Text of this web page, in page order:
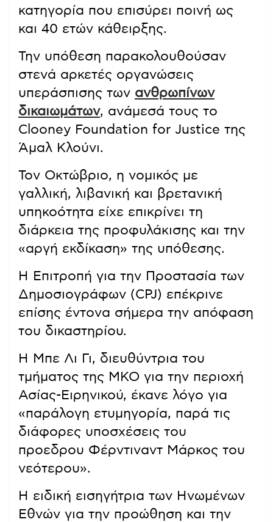
κατηγορία που επισύρει ποινή ως
και 40 ετών κάθειρξης.
Την υπόθεση παρακολουθούσαν
στενά αρκετές οργανώσεις
υπεράσπισης των ανθρωπίνων
δικαιωμάτων, ανάμεσά τους το
Clooney Foundation for Justice της
Άμαλ Κλούνι.
Τον Οκτώβριο, η νομικός με
γαλλική, λιβανική και βρετανική
υπηκοότητα είχε επικρίνει τη
διάρκεια της προφυλάκισης και την
«αργή εκδίκαση» της υπόθεσης.
Η Επιτροπή για την Προστασία των
Δημοσιογράφων (CPJ) επέκρινε
επίσης έντονα σήμερα την απόφαση
του δικαστηρίου.
Η Μπε Λι Γι, διευθύντρια του
τμήματος της ΜΚΟ για την περιοχή
Ασίας-Ειρηνικού, έκανε λόγο για
«παράλογη ετυμηγορία, παρά τις
διάφορες υποσχέσεις του
προεδρου Φέρντιναντ Μάρκος του
νεότερου».
Η ειδική εισηγήτρια των Ηνωμένων
Εθνών για την προώθηση και την